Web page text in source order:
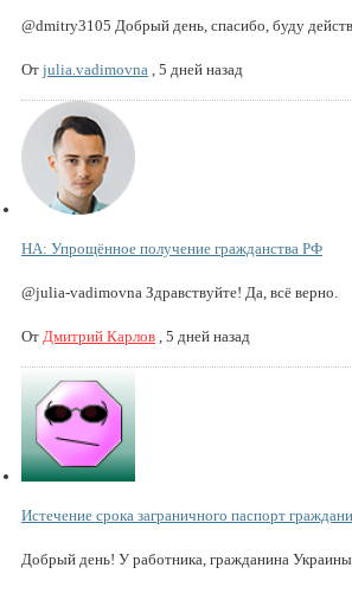
@dmitry3105 Добрый день, спасибо, буду
От julia.vadimovna , 5 дней назад
НА: Упрощённое получение гражданства РФ
@julia-vadimovna Здравствуйте! Да, всё верно.
От Дмитрий Карлов , 5 дней назад
Истечение срока заграничного паспорт
Добрый день! У работника, гражданина